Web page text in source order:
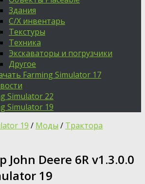
Здания
С/Х инвентарь
Текстуры
Техника
Экскаваторы и погрузчики
Другое
Farming Simulator 17
Simulator 22
Simulator 19
19 / Моды / Трактора
John Deere 6R v1.3.0.0
19